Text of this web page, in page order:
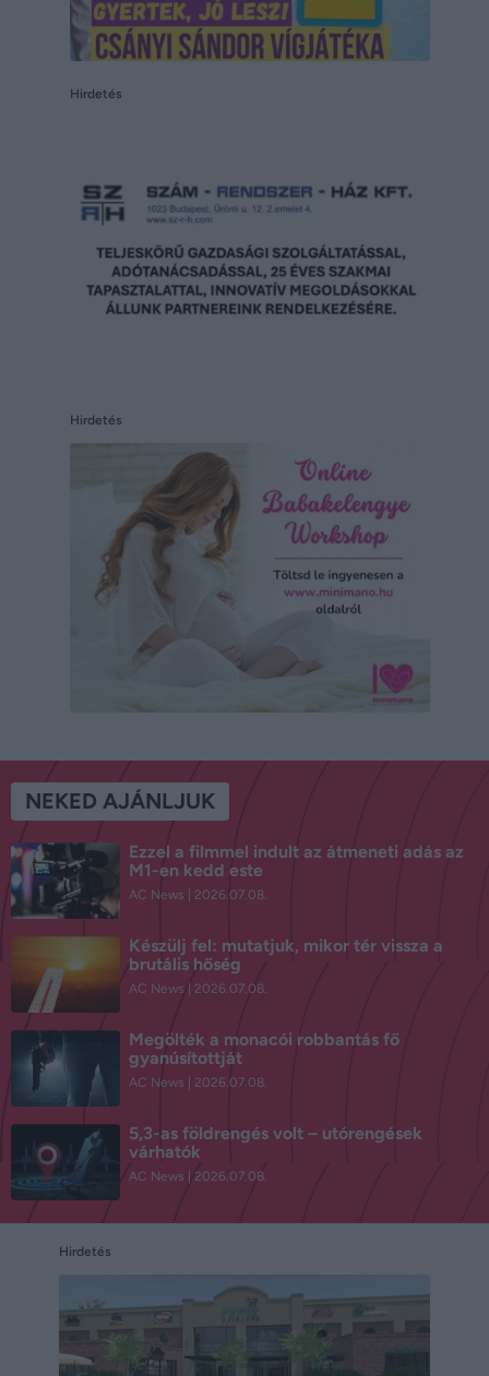
Hirdetés
Hirdetés
NEKED AJÁNLJUK
Ezzel a filmmel indult az átmeneti adás az
M1-en kedd este
AC News 2026.07.08.
Készülj fel: mutatjuk, mikor tér vissza a
brutális hőség
AC News 2026.07.08.
Megölték a monacói robbantás fő
gyanúsítottját
AC News 2026.07.08.
5,3-as földrengés volt – utórengések
várhatók
AC News 2026.07.08.
Hirdetés